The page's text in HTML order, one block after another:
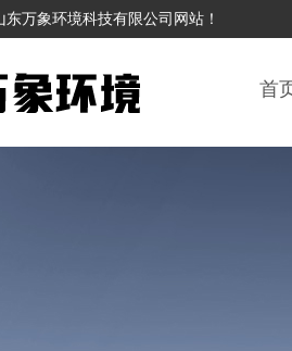
万象环境科技有限公司网站！
首